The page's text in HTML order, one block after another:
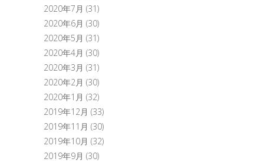
2020年7月 (31)
2020年6月 (30)
2020年5月 (31)
2020年4月 (30)
2020年3月 (31)
2020年2月 (30)
2020年1月 (32)
2019年12月 (33)
2019年11月 (30)
2019年10月 (32)
2019年9月 (30)